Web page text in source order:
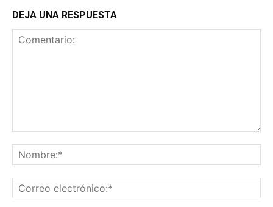
DEJA UNA RESPUESTA